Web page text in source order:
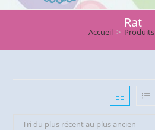
Rat
Accueil > Produits
Tri du plus récent au plus ancien